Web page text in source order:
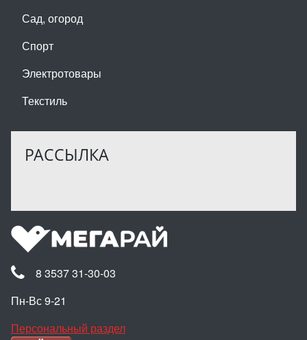
Сад, огород
Спорт
Электротовары
Текстиль
РАССЫЛКА
8 3537 31-30-03
Пн-Вс 9-21
Персональный раздел